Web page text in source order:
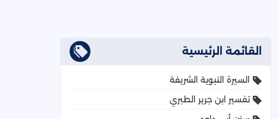
القائمة الرئيسية
السيرة النبوية الشريفة
تفسير ابن جرير الطبري